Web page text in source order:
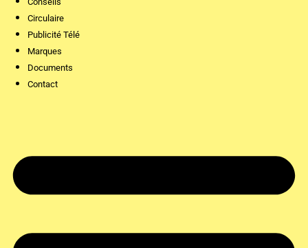
Circulaire
Publicité Télé
Marques
Documents
Contact